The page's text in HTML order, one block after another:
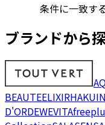
条件に一致す
ブランドから
BEAUTEELIXIRHAKU
D'ORDEWEVITA